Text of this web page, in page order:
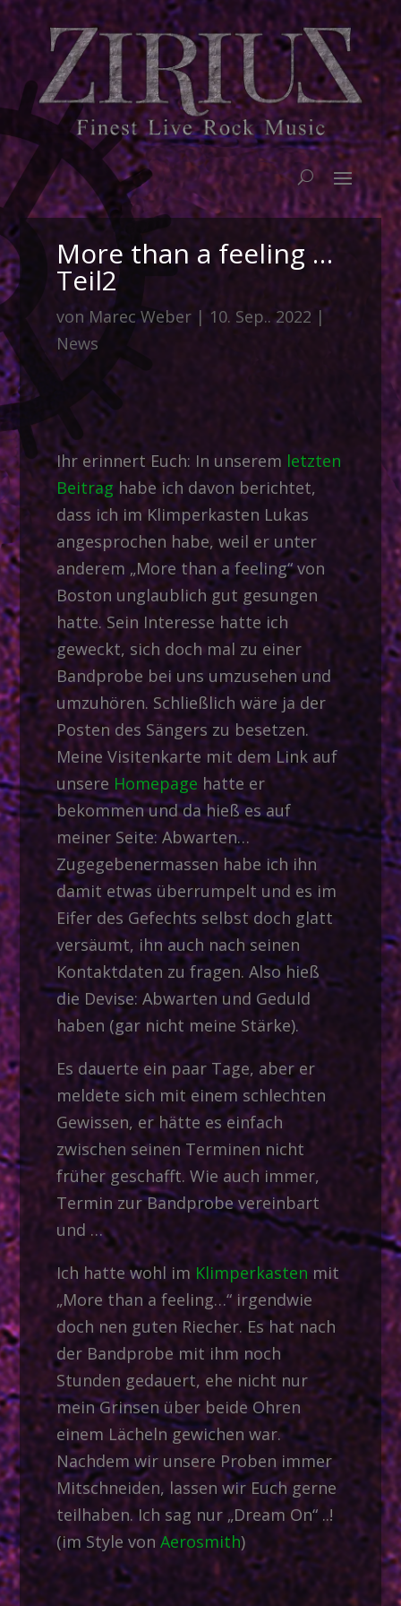
More than a feeling …
Teil2
vonMarec Weber| 10. Sep.. 2022 |
News
Ihr erinnert Euch: In unserem letzten
Beitrag habe ich davon berichtet,
dass ich im Klimperkasten Lukas
angesprochen habe, weil er unter
anderem „More than a feeling“ von
Boston unglaublich gut gesungen
hatte. Sein Interesse hatte ich
geweckt, sich doch mal zu einer
Bandprobe bei uns umzusehen und
umzuhören. Schließlich wäre ja der
Posten des Sängers zu besetzen.
Meine Visitenkarte mit dem Link auf
unsere Homepage hatte er
bekommen und da hieß es auf
meiner Seite: Abwarten…
Zugegebenermassen habe ich ihn
damit etwas überrumpelt und es im
Eifer des Gefechts selbst doch glatt
versäumt, ihn auch nach seinen
Kontaktdaten zu fragen. Also hieß
die Devise: Abwarten und Geduld
haben (gar nicht meine Stärke).
Es dauerte ein paar Tage, aber er
meldete sich mit einem schlechten
Gewissen, er hätte es einfach
zwischen seinen Terminen nicht
früher geschafft. Wie auch immer,
Termin zur Bandprobe vereinbart
und …
Ich hatte wohl im Klimperkasten mit
„More than a feeling…“ irgendwie
doch nen guten Riecher. Es hat nach
der Bandprobe mit ihm noch
Stunden gedauert, ehe nicht nur
mein Grinsen über beide Ohren
einem Lächeln gewichen war.
Nachdem wir unsere Proben immer
Mitschneiden, lassen wir Euch gerne
teilhaben. Ich sag nur „Dream On“ ..!
(im Style von Aerosmith)